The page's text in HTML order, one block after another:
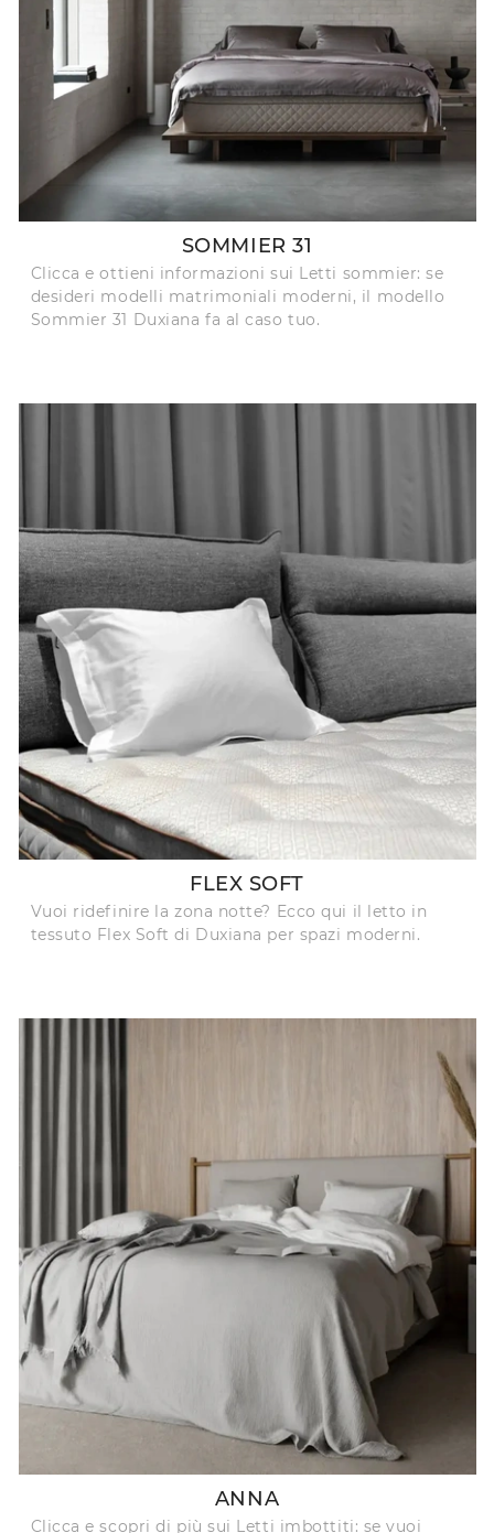
SOMMIER 31
Clicca e ottieni informazioni sui Letti sommier: se
desideri modelli matrimoniali moderni, il modello
Sommier 31 Duxiana fa al caso tuo.
FLEX SOFT
Vuoi ridefinire la zona notte? Ecco qui il letto in
tessuto Flex Soft di Duxiana per spazi moderni.
ANNA
Clicca e scopri di più sui Letti imbottiti: se vuoi